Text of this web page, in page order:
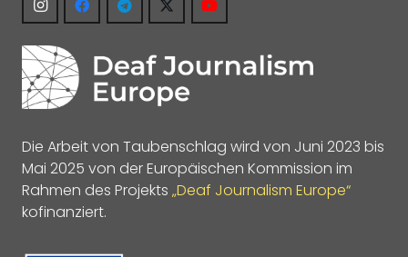
Die Arbeit von Taubenschlag wird von Juni 2023 bis
Mai 2025 von der Europäischen Kommission im
Rahmen des Projekts „Deaf Journalism Europe“
kofinanziert.